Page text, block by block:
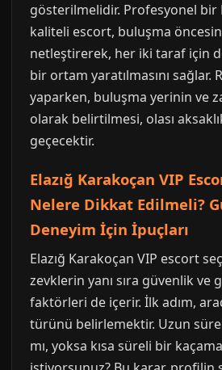
gösterilmelidir. Profesyonel bir
kaliteli escort, buluşma
netleştirerek, her iki taraf için
bir ortam yaratılmasını sağlar.
yaparken, buluşma yerinin ve
olarak belirtilmesi, olası
geçecektir.
Elazığ Karakoçan VIP
Nelere Dikkat Edilmeli?
Deneyim İçin İpuçları
Elazığ Karakoçan VIP escort
zevklerin yanı sıra güvenlik ve
faktörleri de içerir. İlk adım,
türünü belirlemektir. Uzun
mı, yoksa kısa süreli bir